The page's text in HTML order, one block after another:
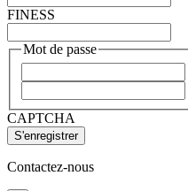
FINESS
Mot de passe
CAPTCHA
Contactez-nous